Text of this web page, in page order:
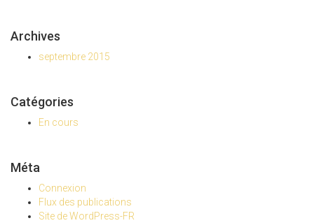
Archives
septembre 2015
Catégories
En cours
Méta
Connexion
Flux des publications
Site de WordPress-FR